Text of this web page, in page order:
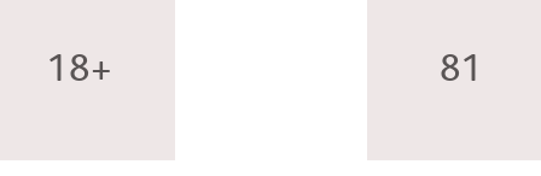
18+ 81